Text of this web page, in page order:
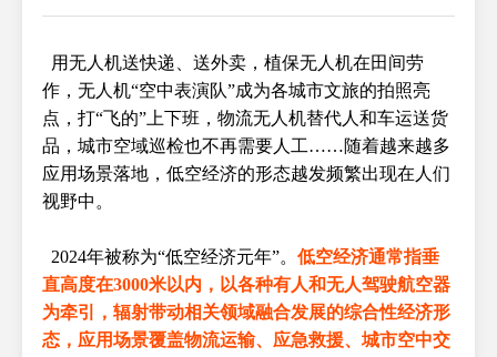
用无人机送快递、送外卖，植保无人机在田间劳
作，无人机“空中表演队”成为各城市文旅的拍照亮
点，打“飞的”上下班，物流无人机替代人和车运送货
品，城市空域巡检也不再需要人工……随着越来越多
应用场景落地，低空经济的形态越发频繁出现在人们
视野中。
2024年被称为“低空经济元年”。 低空经济通常指垂
直高度在3000米以内，以各种有人和无人驾驶航空器
为牵引，辐射带动相关领域融合发展的综合性经济形
态，应用场景覆盖物流运输、应急救援、城市空中交